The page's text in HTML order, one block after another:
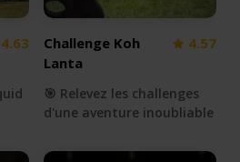
4.63
Challenge Koh
Lanta
4.57
🎯 Relevez les challenges
d'une aventure inoubliable